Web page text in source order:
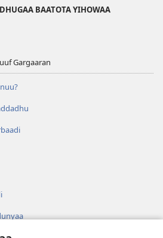
BAATOTA YIHOWAA
Gargaaran